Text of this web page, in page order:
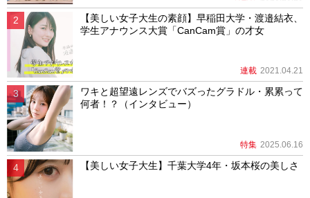
【美しい女子大生の素顔】早稲田大学・渡邉結衣、
学生アナウンス大賞「CanCam賞」の才女
連載 2021.04.21
ワキと超望遠レンズでバズったグラドル・累累って
何者！？（インタビュー）
特集 2025.06.16
【美しい女子大生】千葉大学4年・坂本桜の美しさ